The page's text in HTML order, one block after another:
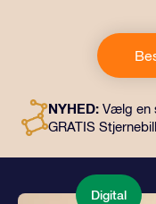
Denne gave
dokumenter, der
valg, samt digitale
NYHED: Vælg en
GRATIS
Digital